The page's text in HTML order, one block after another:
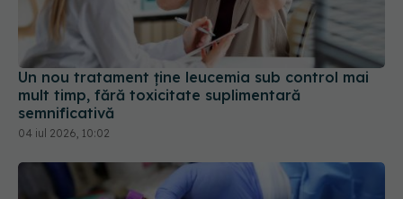
Un nou tratament ține leucemia sub control mai
mult timp, fără toxicitate suplimentară
semnificativă
04 iul 2026, 10:02